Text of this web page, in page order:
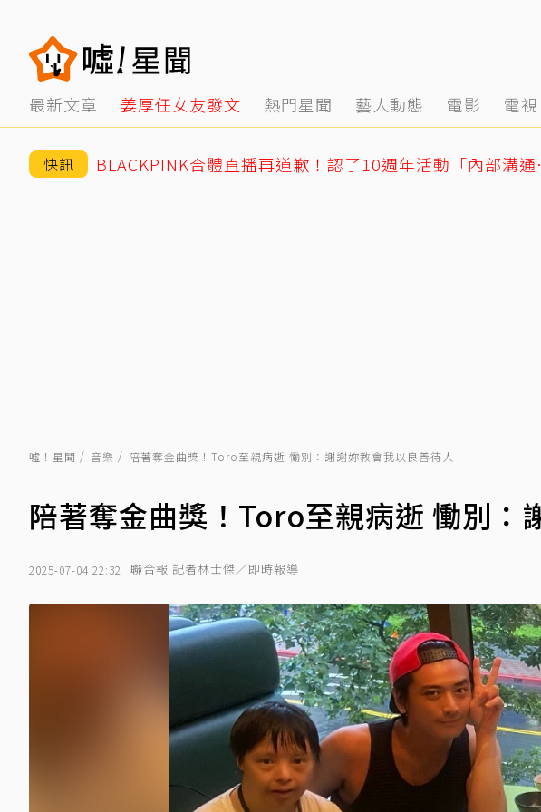
最新文章 姜厚任女友發文 熱門星聞 藝人動態 電影 電視
快訊
噓！星聞 音樂 陪著奪金曲獎！Toro至親病逝 慟別：謝謝妳教會我以良善待人
陪著奪金曲獎！Toro至親病逝 慟別：
2025-07-04 22:32 聯合報 記者林士傑／即時報導